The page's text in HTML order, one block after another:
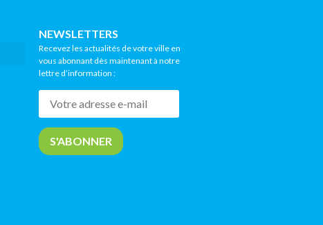
NEWSLETTERS
Recevez les actualités de votre ville en
vous abonnant dès maintenant à notre
lettre d’information :